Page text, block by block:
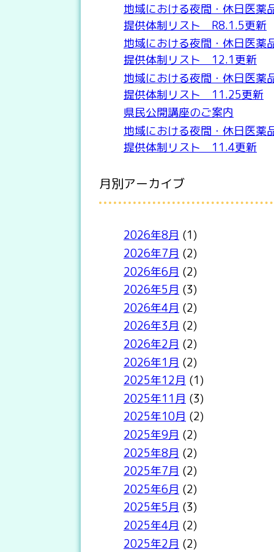
地域における夜間・休日医薬
提供体制リスト R8.1.5更新
地域における夜間・休日医薬
提供体制リスト 12.1更新
地域における夜間・休日医薬
提供体制リスト 11.25更新
県民公開講座のご案内
地域における夜間・休日医薬
提供体制リスト 11.4更新
月別アーカイブ
2026年8月 (1)
2026年7月 (2)
2026年6月 (2)
2026年5月 (3)
2026年4月 (2)
2026年3月 (2)
2026年2月 (2)
2026年1月 (2)
2025年12月 (1)
2025年11月 (3)
2025年10月 (2)
2025年9月 (2)
2025年8月 (2)
2025年7月 (2)
2025年6月 (2)
2025年5月 (3)
2025年4月 (2)
2025年2月 (2)